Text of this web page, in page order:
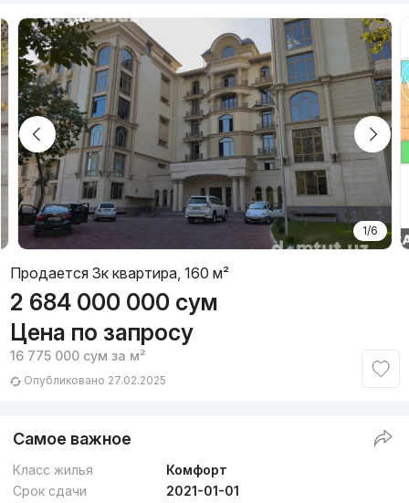
1/6
Продается 3к квартира, 160 м²
2 684 000 000 сум
Цена по запросу
16 775 000 сум за м²
Опубликовано 27.02.2025
Самое важное
Класс жилья
Комфорт
Срок сдачи
2021-01-01